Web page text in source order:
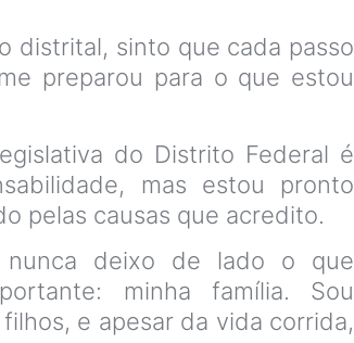
distrital, sinto que cada passo
preparou para o que estou
do Distrito Federal é
mas estou pronto
pelas causas que acredito.
deixo de lado o que
minha família. Sou
e apesar da vida corrida,